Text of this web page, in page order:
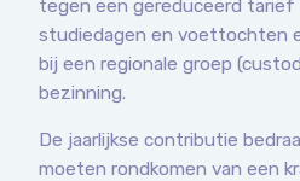
tegen een gereduceerd tarief
studiedagen en voettochten
bij een regionale groep
bezinning.
De jaarlijkse contributie
moeten rondkomen van een